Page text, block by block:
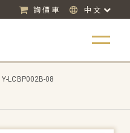
詢價車 中文
Y-LCBP002B-08